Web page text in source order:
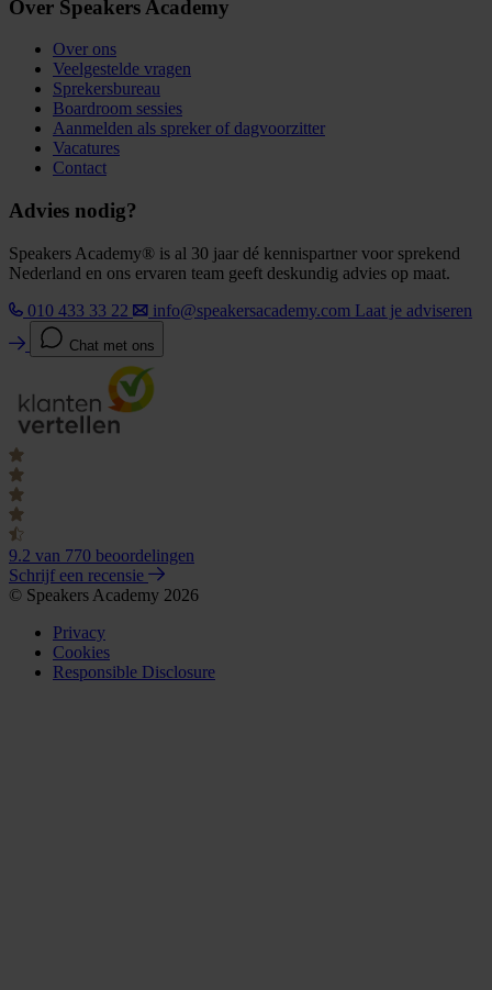
Over Speakers Academy
Over ons
Veelgestelde vragen
Sprekersbureau
Boardroom sessies
Aanmelden als spreker of dagvoorzitter
Vacatures
Contact
Advies nodig?
Speakers Academy® is al 30 jaar dé kennispartner voor sprekend
Nederland en ons ervaren team geeft deskundig advies op maat.
010 433 33 22
info@speakersacademy.com Laat je adviseren
Chat met ons
9.2 van 770 beoordelingen
Schrijf een recensie
© Speakers Academy 2026
Privacy
Cookies
Responsible Disclosure